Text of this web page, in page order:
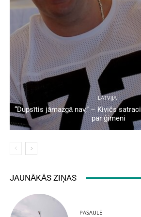
LATVIJA
“Dupsītis jāmazgā nav,” – Kivičs
par ģimeni
JAUNĀKĀS ZIŅAS
PASAULĒ